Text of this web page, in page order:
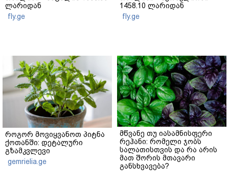
ლარიდან
fly.ge
1458.10 ლარიდან
fly.ge
როგორ მოვიყვანოთ პიტნა
ქოთანში: დეტალური
გზამკვლევი
gemrielia.ge
მწვანე თუ იასამნისფერი
რეჰანი: რომელი ჯობს
სალათისთვის და რა არის
მათ შორის მთავარი
განსხვავება?